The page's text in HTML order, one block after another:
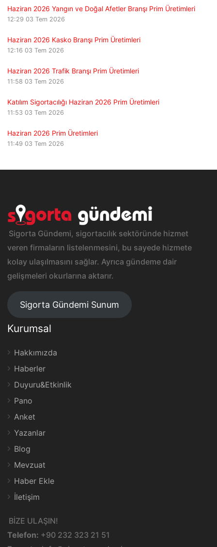
Haziran 2026 Yangın ve Doğal Afetler Branşı Prim Üretimleri
12:29 03 Tem 2026
Haziran 2026 Kasko Branşı Prim Üretimleri
12:16 03 Tem 2026
Haziran 2026 Trafik Branşı Prim Üretimleri
11:58 03 Tem 2026
Katılım Sigortacılığı Haziran 2026 Prim Üretimleri
11:53 03 Tem 2026
Haziran 2026 Prim Üretimleri
11:49 03 Tem 2026
Sigorta Gündemi, sigortacılık sektöründe hizmet
veren firmaların listelenmesini, bu sayede hizmete
kolay ulaşılmasını sağlar. Ayrıca gündeme dair
gelişmeleri okurlarına aktarır.
Sigorta Gündemi Sunum
Kurumsal
Hakkımızda
Haberler
Duyuru&Etkinlik
Pano
Anket
Yazanlar
Blog
Mevzuat
Haber Ekle
İletişim
BİZE ULAŞIN!
Telefon: +90 232 323 21 51